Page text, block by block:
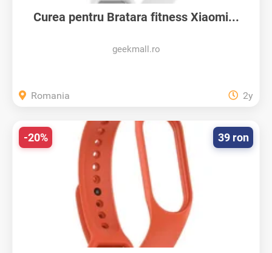
Curea pentru Bratara fitness Xiaomi...
geekmall.ro
Romania 2y
39 ron
-20%